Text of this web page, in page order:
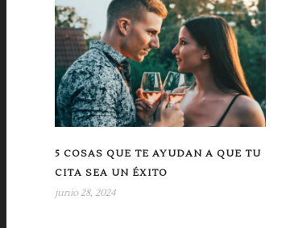
5 COSAS QUE TE AYUDAN A QUE TU
CITA SEA UN ÉXITO
junio 28, 2024